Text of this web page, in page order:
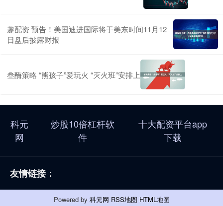
趣配资 预告！美国迪进国际将于美东时间11月12
日盘后披露财报
叁酶策略 “熊孩子”爱玩火 “灭火班”安排上
科元
网
炒股10倍杠杆软
件
十大配资平台app
下载
友情链接：
Powered by 科元网 RSS地图 HTML地图